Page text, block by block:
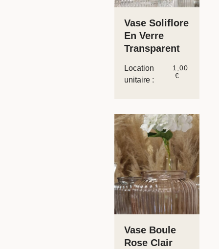
Vase Soliflore
En Verre
Transparent
Location
unitaire :
1,00
€
Vase Boule
Rose Clair